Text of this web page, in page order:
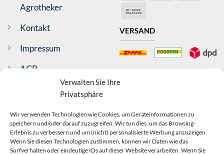
Verwalten Sie Ihre
Privatsphäre
Wir verwenden Technologien wie Cookies, um Geräteinformationen zu
speichern und/oder darauf zuzugreifen. Wir tun dies, um das Browsing-
Erlebnis zu verbessern und um (nicht) personalisierte Werbung anzuzeigen.
Wenn Sie diesen Technologien zustimmen, können wir Daten wie das
Surfverhalten oder eindeutige IDs auf dieser Website verarbeiten. Wenn Sie
Agrotheker
Kontakt
Impressum
AGB
Widerrufsrecht
Datenschutz
Echtheit Bewertungen
VERSAND
VERTRAG
WIDERRUFEN
Anonym
Ware wurde schnell geliefert Danke
Antje Wilms-Gülicher
Verifizierter Kunde
Top Produkt, schnelle Lieferung
Bad Neustadt an der Saale, DE,
Anonym